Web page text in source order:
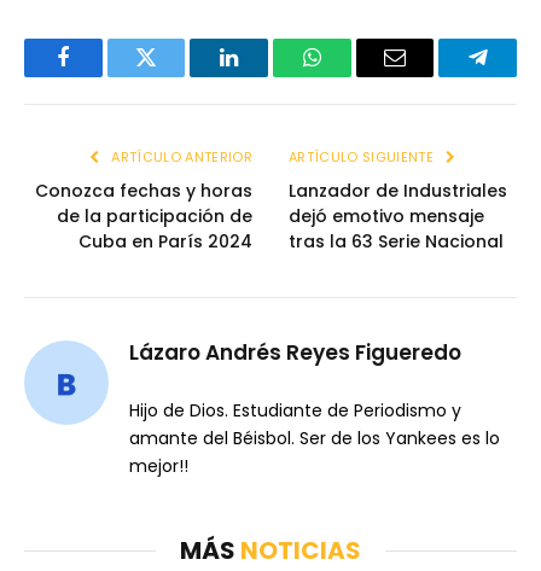
FacebookTwitter LinkedInWhatsAppEmail
ARTÍCULO ANTERIOR
Conozca fechas y horas
de la participación de
Cuba en París 2024
ARTÍCULO SIGUIENTE
Lanzador de Industriales
dejó emotivo mensaje
tras la 63 Serie Nacional
Lázaro Andrés Reyes Figueredo
Hijo de Dios. Estudiante de Periodismo y
amante del Béisbol. Ser de los Yankees es lo
mejor!!
MÁS NOTICIAS